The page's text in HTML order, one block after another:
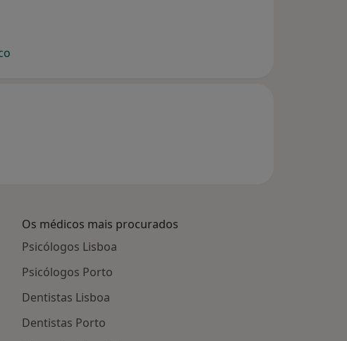
Os médicos mais procurados
Psicólogos Lisboa
Psicólogos Porto
Dentistas Lisboa
Dentistas Porto